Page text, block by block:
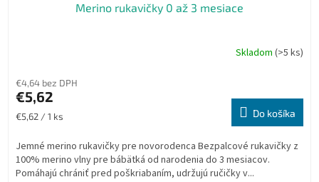
Merino rukavičky 0 až 3 mesiace
Skladom (>5 ks)
€4,64 bez DPH
€5,62
Jednotková
€5,62 / 1 ks Do košíka
Jemné merino rukavičky pre novorodenca Bezpalcové rukavičky z
100% merino vlny pre bábätká od narodenia do 3 mesiacov.
Pomáhajú chrániť pred poškriabaním, udržujú ručičky v...